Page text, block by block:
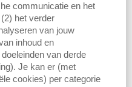
communicatie en het
het verder
van jouw
inhoud en
van derde
Je kan er (met
cookies) per categorie